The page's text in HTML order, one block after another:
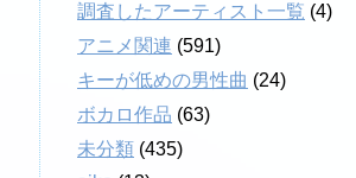
調査したアーティスト一覧 (4)
アニメ関連 (591)
キーが低めの男性曲 (24)
ボカロ作品 (63)
未分類 (435)